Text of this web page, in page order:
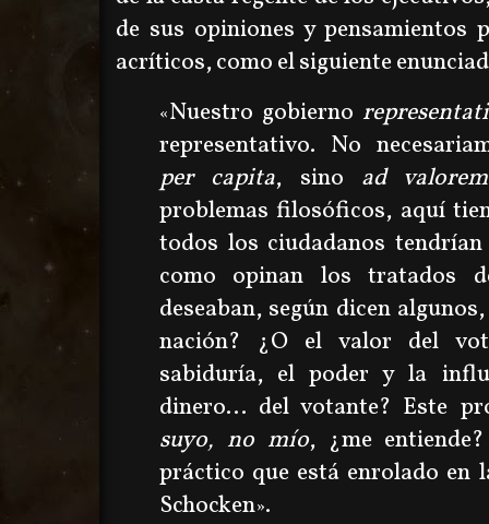
de sus opiniones y pensamientos
acríticos, como el siguiente
«Nuestro gobierno
representativo. No
per capita, sino ad valorem
problemas filosóficos, aquí
todos los ciudadanos
como opinan los tratados
deseaban, según dicen
nación? ¿O el valor del
sabiduría, el poder y la
dinero... del votante? Este
suyo, no mío, ¿me
práctico que está enrolado en
Schocken».